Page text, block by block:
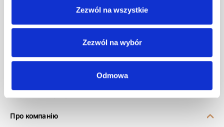
Zezwól na wszystkie
Zezwól na wybór
Odmowa
Матеріали для завантаження
Зона дизайнера
Мережа дистрибуції
Про компанію